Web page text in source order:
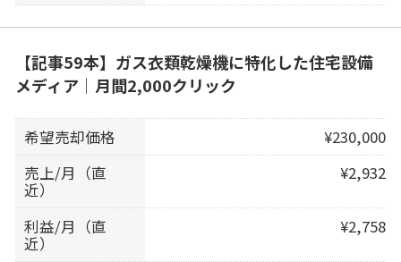
【記事59本】ガス衣類乾燥機に特化した住宅設備
メディア｜月間2,000クリック
希望売却価格
¥230,000
売上/月（直
近）
¥2,932
利益/月（直
近）
¥2,758